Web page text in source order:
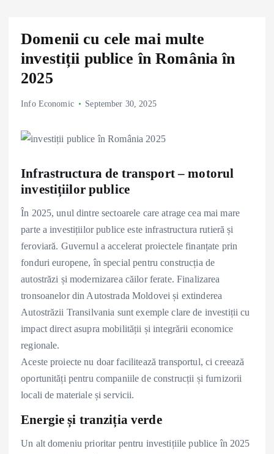
Domenii cu cele mai multe
investiții publice în România în
2025
Info Economic September 30, 2025
Infrastructura de transport – motorul
investițiilor publice
În 2025, unul dintre sectoarele care atrage cea mai mare
parte a investițiilor publice este infrastructura rutieră și
feroviară. Guvernul a accelerat proiectele finanțate prin
fonduri europene, în special pentru construcția de
autostrăzi și modernizarea căilor ferate. Finalizarea
tronsoanelor din Autostrada Moldovei și extinderea
Autostrăzii Transilvania sunt exemple clare de investiții cu
impact direct asupra mobilității și integrării economice
regionale.
Aceste proiecte nu doar facilitează transportul, ci creează
oportunități pentru companiile de construcții și furnizorii
locali de materiale și servicii.
Energie și tranziția verde
Un alt domeniu prioritar pentru investițiile publice în 2025